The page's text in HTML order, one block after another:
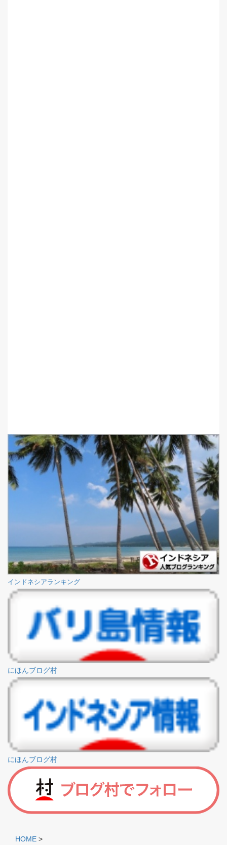
インドネシアランキング
にほんブログ村
にほんブログ村
HOME >